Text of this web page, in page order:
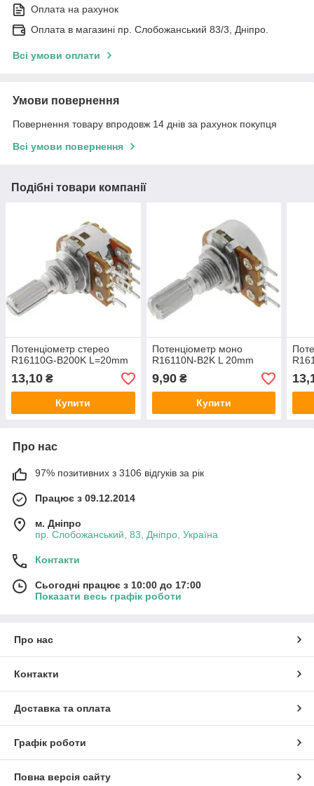
Оплата на рахунок
Оплата в магазині пр. Слобожанський 83/3, Дніпро.
Всі умови оплати
Умови повернення
Повернення товару впродовж 14 днів за рахунок покупця
Всі умови повернення
Подібні товари компанії
Потенціометр стерео
R16110G-B200K L=20mm
13,10 ₴
Купити
Потенціометр моно
R16110N-B2K L 20mm
9,90₴
Купити
Про нас
97% позитивних з 3106 відгуків за рік
Працює з 09.12.2014
м. Дніпро
пр. Слобожанський, 83, Дніпро, Україна
Контакти
Сьогодні працює з 10:00 до 17:00
Показати весь графік роботи
Про нас
Контакти
Доставка та оплата
Графік роботи
Повна версія сайту